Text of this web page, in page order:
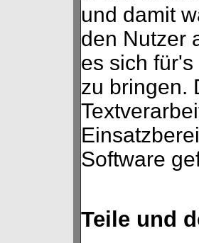
und damit
den Nutzer
es sich
zu bringen.
Software
Teile und